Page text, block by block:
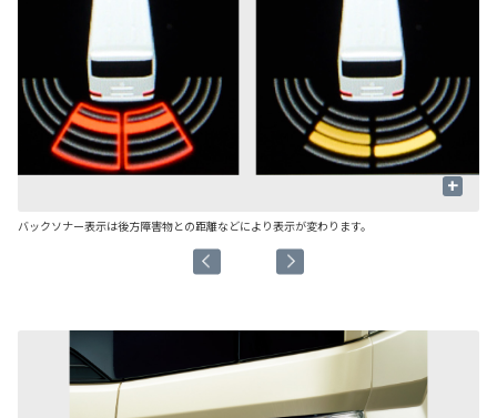
+
バックソナー表示は後方障害物との距離などにより表示が変わります。